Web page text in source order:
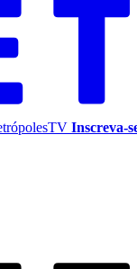
Inscreva-